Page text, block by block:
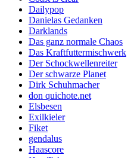
Dailypop
Danielas Gedanken
Darklands
Das ganz normale Chaos
Das Kraftfuttermischwerk
Der Schockwellenreiter
Der schwarze Planet
Dirk Schuhmacher
don quichote.net
Elsbesen
Exilkieler
Fiket
gendalus
Haascore